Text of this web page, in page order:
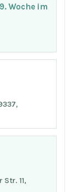
Woche im
11,